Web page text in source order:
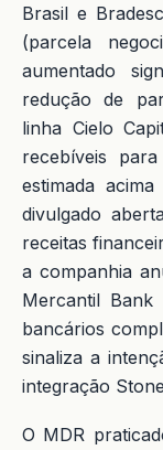
Brasil e
(parcela
aumentado
redução de
linha Cielo
recebíveis
estimada
divulgado
receitas
a companhia
Mercantil
bancários
sinaliza a
integração
O MDR